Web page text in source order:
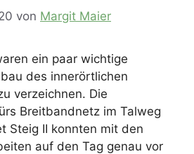
von Margit Maier
ein paar wichtige
des innerörtlichen
verzeichnen. Die
Breitbandnetz im Talweg
Steig II konnten mit den
auf den Tag genau vor